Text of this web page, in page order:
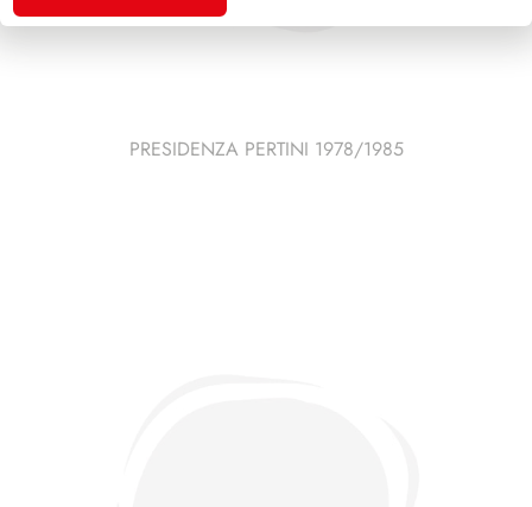
PRESIDENZA PERTINI 1978/1985